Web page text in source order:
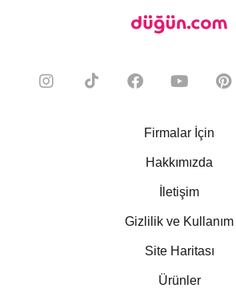
Firmalar İçin
Hakkımızda
İletişim
Gizlilik ve Kullanım
Site Haritası
Ürünler